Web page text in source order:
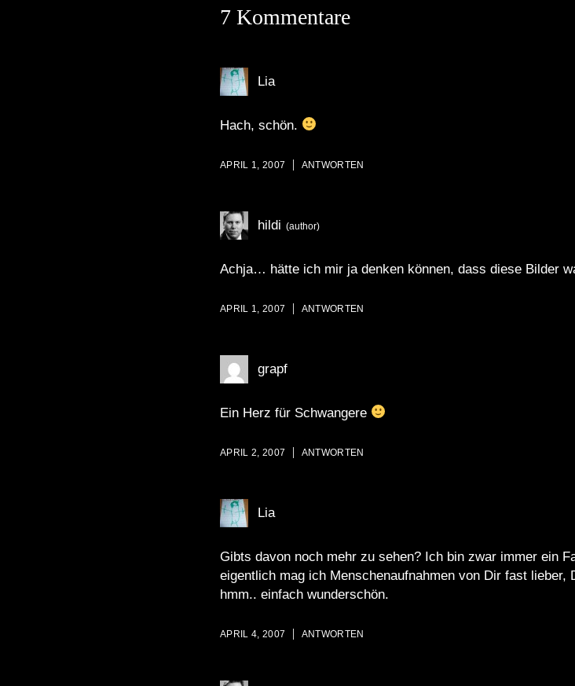
7 Kommentare
Lia
Hach, schön.
APRIL 1, 2007 ANTWORTEN
hildi
Achja… hätte ich mir ja denken können, dass diese Bilder
APRIL 1, 2007 ANTWORTEN
grapf
Ein Herz für Schwangere
APRIL 2, 2007 ANTWORTEN
Lia
Gibts davon noch mehr zu sehen? Ich bin zwar immer ein
eigentlich mag ich Menschenaufnahmen von Dir fast
hmm.. einfach wunderschön.
APRIL 4, 2007 ANTWORTEN